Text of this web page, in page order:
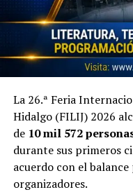
La 26.ª Feria
Hidalgo (FILIJ) 2026
de 10 mil 572
durante sus primeros
acuerdo con el
organizadores.